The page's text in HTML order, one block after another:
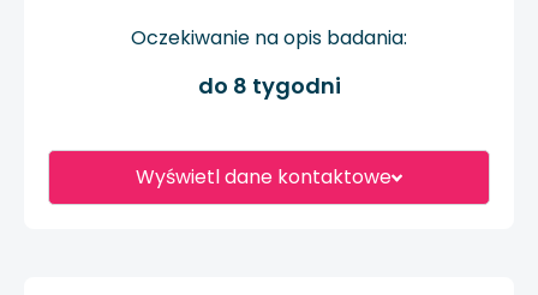
Wyświetl dane kontaktowe
Oczekiwanie na opis badania:
do 8 tygodni